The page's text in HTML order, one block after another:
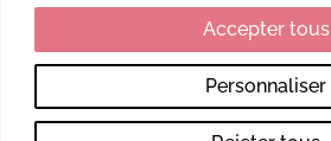
Personnaliser
Accepter tous